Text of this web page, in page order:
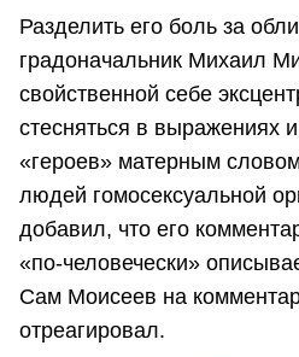
Разделить его боль за
градоначальник Михаил
свойственной себе
стесняться в выражениях
«героев» матерным
людей гомосексуальной
добавил, что его
«по-человечески»
Сам Моисеев на
отреагировал.